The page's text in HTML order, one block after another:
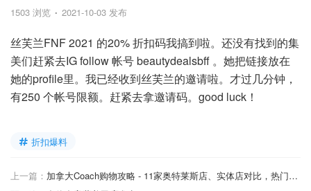
1503 浏览 2021-10-03 发布
丝芙兰FNF 2021 的20% 折扣码我搞到啦。还没有找到的集
美们赶紧去IG follow 帐号 beautydealsbff 。她把链接放在
她的profile里。我已经收到丝芙兰的邀请啦。才过几分钟，
有250 个帐号限额。赶紧去拿邀请码。good luck！
折扣爆料
上一篇：
加拿大Coach购物攻略 - 11家奥特莱斯店、实体店对比，热门系列推荐、海淘攻略！